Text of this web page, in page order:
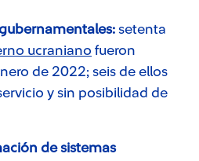
setenta
ucraniano fueron
de 2022; seis de ellos
y sin posibilidad de
de sistemas